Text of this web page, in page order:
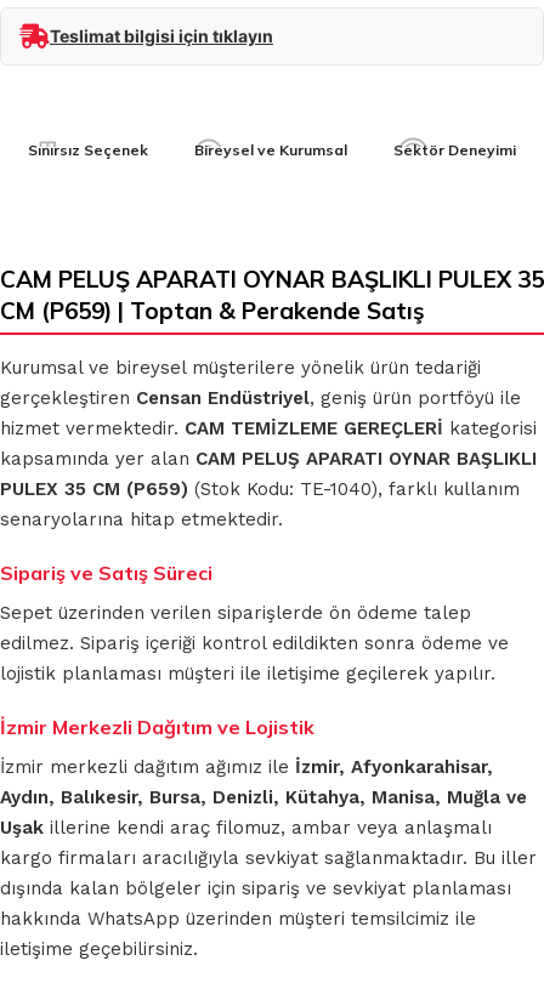
Teslimat bilgisi için tıklayın
Sınırsız Seçenek Bireysel ve Kurumsal Sektör Deneyimi
CAM PELUŞ APARATI OYNAR BAŞLIKLI PULEX 35
CM (P659) | Toptan & Perakende Satış
Kurumsal ve bireysel müşterilere yönelik ürün tedariği
gerçekleştiren Censan Endüstriyel, geniş ürün portföyü ile
hizmet vermektedir. CAM TEMİZLEME GEREÇLERİ kategorisi
kapsamında yer alan CAM PELUŞ APARATI OYNAR BAŞLIKLI
PULEX 35 CM (P659) (Stok Kodu: TE-1040), farklı kullanım
senaryolarına hitap etmektedir.
Sipariş ve Satış Süreci
Sepet üzerinden verilen siparişlerde ön ödeme talep
edilmez. Sipariş içeriği kontrol edildikten sonra ödeme ve
lojistik planlaması müşteri ile iletişime geçilerek yapılır.
İzmir Merkezli Dağıtım ve Lojistik
İzmir merkezli dağıtım ağımız ile İzmir, Afyonkarahisar,
Aydın, Balıkesir, Bursa, Denizli, Kütahya, Manisa, Muğla ve
Uşak illerine kendi araç filomuz, ambar veya anlaşmalı
kargo firmaları aracılığıyla sevkiyat sağlanmaktadır. Bu iller
dışında kalan bölgeler için sipariş ve sevkiyat planlaması
hakkında WhatsApp üzerinden müşteri temsilcimiz ile
iletişime geçebilirsiniz.